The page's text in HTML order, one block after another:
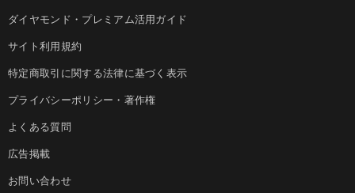
ダイヤモンド・プレミアム活用ガイド
サイト利用規約
特定商取引に関する法律に基づく表示
プライバシーポリシー・著作権
よくある質問
広告掲載
お問い合わせ